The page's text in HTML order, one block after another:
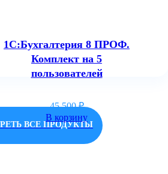
1С:Бухгалтерия 8 ПРОФ.
Комплект на 5
пользователей
45 500₽
В корзину
ВСЕ ПРОДУКТЫ